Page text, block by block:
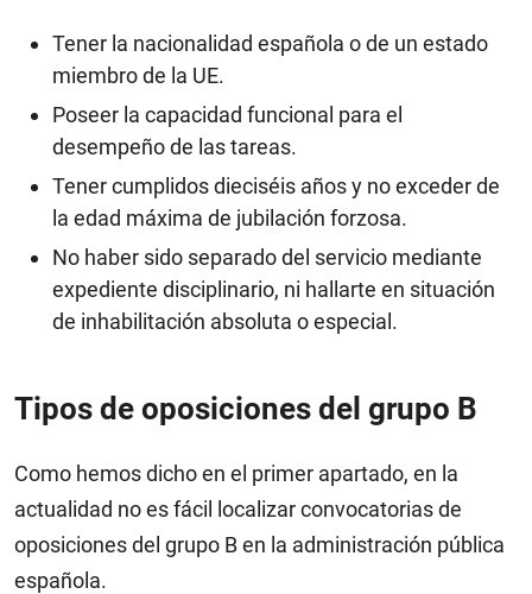
Tener la nacionalidad española o de un estado
miembro de la UE.
Poseer la capacidad funcional para el
desempeño de las tareas.
Tener cumplidos dieciséis años y no exceder de
la edad máxima de jubilación forzosa.
No haber sido separado del servicio mediante
expediente disciplinario, ni hallarte en situación
de inhabilitación absoluta o especial.
Tipos de oposiciones del grupo B
Como hemos dicho en el primer apartado, en la
actualidad no es fácil localizar convocatorias de
oposiciones del grupo B en la administración pública
española.